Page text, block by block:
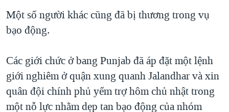
VĂN HOÁ
THỂ THAO
GROUND ZERO – XƯA VÀ NAY
CÁC GIÁ TRỊ CỘNG HÒA Ở VIỆT NAM
THƯỢNG ĐỈNH TRUMP-KIM TẠI VIỆT NAM
TRỊNH VĨNH BÌNH VS. CHÍNH PHỦ VIỆT NAM
Ngôn ngữ khác
Một số người khác cũng đã bị thương trong vụ
bạo động.
Các giới chức ở bang Punjab đã áp đặt một lệnh
giới nghiêm ở quận xung quanh Jalandhar và xin
quân đội chính phủ yểm trợ hôm chủ nhật trong
một nỗ lực nhằm dẹp tan bạo động của nhóm